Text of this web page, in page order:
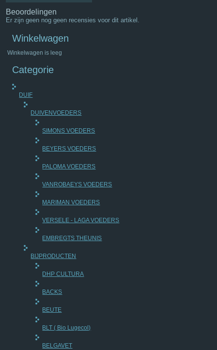
Beoordelingen
Er zijn geen nog geen recensies voor dit artikel.
Winkelwagen
Winkelwagen is leeg
Categorie
DUIF
DUIVENVOEDERS
SIMONS VOEDERS
BEYERS VOEDERS
PALOMA VOEDERS
VANROBAEYS VOEDERS
MARIMAN VOEDERS
VERSELE - LAGA VOEDERS
EMBREGTS THEUNIS
BIJPRODUCTEN
DHP CULTURA
BACKS
BEUTE
BLT ( Bio Lugecol)
BELGAVET